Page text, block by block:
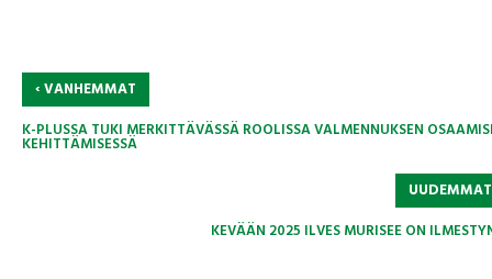
‹VANHEMMAT
K-PLUSSA TUKI MERKITTÄVÄSSÄ ROOLISSA VALMENNUKSEN
KEHITTÄMISESSÄ
KEVÄÄN 2025 ILVES MURISEE ON